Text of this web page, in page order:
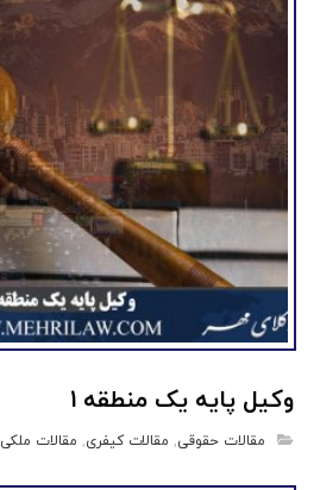
وکیل پایه یک منطقه 1
مقالات حقوقی, مقالات کیفری, مقالات ملکی